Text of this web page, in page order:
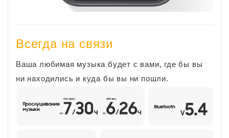
Всегда на связи
Ваша любимая музыка будет с вами, где бы вы
ни находились и куда бы вы ни пошли.